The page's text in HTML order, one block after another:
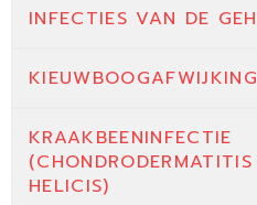
INFECTIES VAN DE
KIEUWBOOGAFWIJKING
KRAAKBEENINFECTIE
HELICIS)